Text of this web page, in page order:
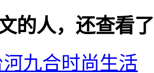
的人，还查看